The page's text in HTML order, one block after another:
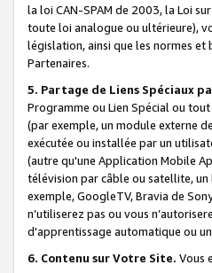
la loi CAN-SPAM de 2003, la Loi
toute loi analogue ou ultérieure),
législation, ainsi que les normes
Partenaires.
5. Partage de Liens Spéciaux
Programme ou Lien Spécial ou
(par exemple, un module externe
exécutée ou installée par un
(autre qu'une Application Mobile
télévision par câble ou satellite,
exemple, GoogleTV, Bravia de
n’utiliserez pas ou vous
d'apprentissage automatique ou
6. Contenu sur Votre Site. Vous